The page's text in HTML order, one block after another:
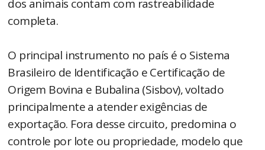
dos animais contam com rastreabilidade
completa.
O principal instrumento no país é o Sistema
Brasileiro de Identificação e Certificação de
Origem Bovina e Bubalina (Sisbov), voltado
principalmente a atender exigências de
exportação. Fora desse circuito, predomina o
controle por lote ou propriedade, modelo que